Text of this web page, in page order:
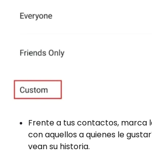
Frente a tus contactos, marca
con aquellos a quienes le
vean su historia.